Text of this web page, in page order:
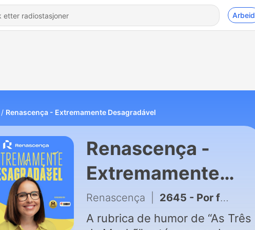
Arbeid
Renascença - Extremamente Desagradável
Renascença -
Extremamente
Desagradável
Renascença 2645 - Por favor não matem os velhinhos
A rubrica de humor de “As Três